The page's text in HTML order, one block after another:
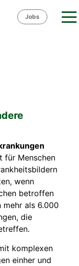
Jobs
für Menschen
wenn
betroffen
mehr als 6.000
die
komplexen
einher und